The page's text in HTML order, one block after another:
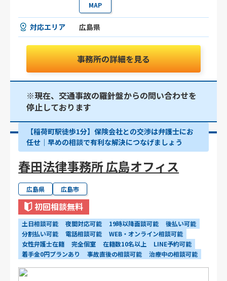
MAP
対応エリア 広島県
事務所の詳細を見る
※現在、交通事故の羅針盤からの問い合わせを
停止しております
【稲荷町駅徒歩1分】保険会社との交渉は弁護士にお
任せ｜早めの相談で有利な解決につなげましょう
春田法律事務所 広島オフィス
広島県 広島市
初回相談無料
土日相談可能 夜間対応可能 19時以降面談可能
後払い可能
分割払い可能
電話相談可能
WEB・オンライン相談可能
女性弁護士在籍
完全個室 在籍数10名以上
LINE予約可能
着手金0円プランあり
事故直後の相談可能 治療中の相談可能